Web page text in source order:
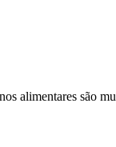
alimentares são